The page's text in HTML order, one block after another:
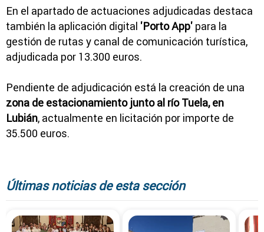
En el apartado de actuaciones adjudicadas destaca
también la aplicación digital 'Porto App' para la
gestión de rutas y canal de comunicación turística,
adjudicada por 13.300 euros.
Pendiente de adjudicación está la creación de una
zona de estacionamiento junto al río Tuela, en
Lubián, actualmente en licitación por importe de
35.500 euros.
Últimas noticias de esta sección